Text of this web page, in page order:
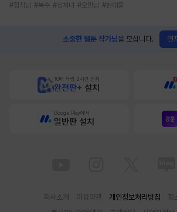
#집착남 #복수 #상처녀 #오만남 #현대물
소중한 웹툰 작가님을 모십니다. 연
10배 적립, 2시간 먼저
완전판+ 설치
Google Play에서
일반판 설치
회사소개 이용약관 개인정보처리방침
청